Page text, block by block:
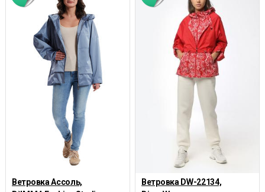
Ветровка Ассоль,
Ветровка DW-22134,